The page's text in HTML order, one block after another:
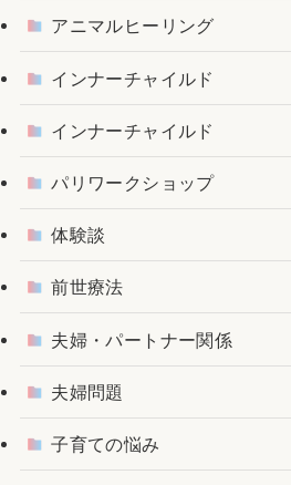
アニマルヒーリング
インナーチャイルド
インナーチャイルド
パリワークショップ
体験談
前世療法
夫婦・パートナー関係
夫婦問題
子育ての悩み